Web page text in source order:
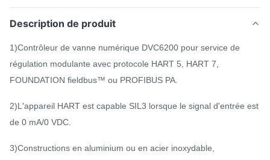
Description de produit
1)Contrôleur de vanne numérique DVC6200 pour service de
régulation modulante avec protocole HART 5, HART 7,
FOUNDATION fieldbus™ ou PROFIBUS PA.
2)L'appareil HART est capable SIL3 lorsque le signal d'entrée est
de 0 mA/0 VDC.
3)Constructions en aluminium ou en acier inoxydable,